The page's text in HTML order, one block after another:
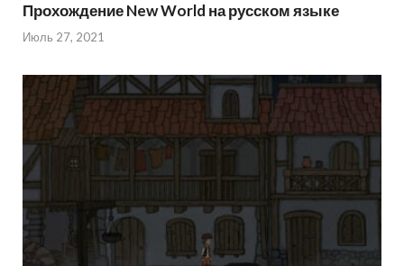
Прохождение New World на русском языке
Июль 27, 2021